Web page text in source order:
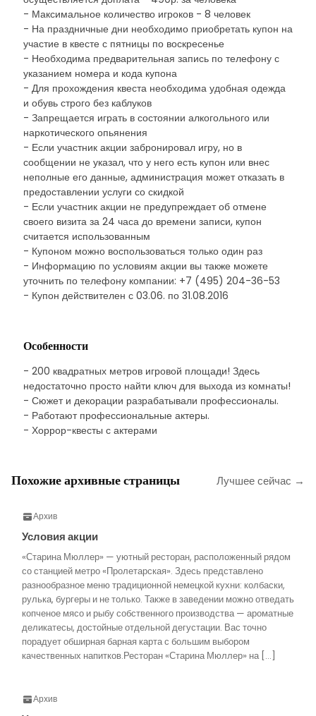
- Максимальное количество игроков - 8 человек
- На праздничные дни необходимо приобретать купон на
участие в квесте с пятницы по воскресенье
- Необходима предварительная запись по телефону с
указанием номера и кода купона
- Для прохождения квеста необходима удобная одежда
и обувь строго без каблуков
- Запрещается играть в состоянии алкогольного или
наркотического опьянения
- Если участник акции забронировал игру, но в
сообщении не указал, что у него есть купон или внес
неполные его данные, администрация может отказать в
предоставлении услуги со скидкой
- Если участник акции не предупреждает об отмене
своего визита за 24 часа до времени записи, купон
считается использованным
- Купоном можно воспользоваться только один раз
- Информацию по условиям акции вы также можете
уточнить по телефону компании: +7 (495) 204-36-53
- Купон действителен с 03.06. по 31.08.2016
Особенности
- 200 квадратных метров игровой площади! Здесь
недостаточно просто найти ключ для выхода из комнаты!
- Сюжет и декорации разрабатывали профессионалы.
- Работают профессиональные актеры.
- Хоррор-квесты с актерами
Похожие архивные страницы Лучшее сейчас →
Архив
Условия акции
«Старина Мюллер» — уютный ресторан, расположенный рядом
со станцией метро «Пролетарская». Здесь представлено
разнообразное меню традиционной немецкой кухни: колбаски,
рулька, бургеры и не только. Также в заведении можно отведать
копченое мясо и рыбу собственного производства — ароматные
деликатесы, достойные отдельной дегустации. Вас точно
порадует обширная барная карта с большим выбором
качественных напитков.Ресторан «Старина Мюллер» на […]
Архив